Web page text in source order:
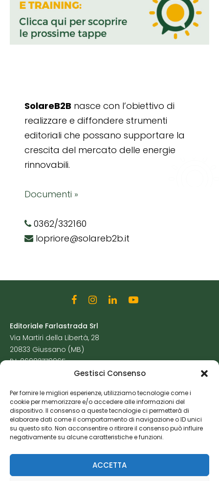
Gestisci Consenso
Per fornire le migliori esperienze, utilizziamo tecnologie come i
cookie per memorizzare e/o accedere alle informazioni del
dispositivo. Il consenso a queste tecnologie ci permetterà di
elaborare dati come il comportamento di navigazione o ID unici
su questo sito. Non acconsentire o ritirare il consenso può influire
negativamente su alcune caratteristiche e funzioni.
ACCETTA
SolareB2B nasce con l’obiettivo di
realizzare e diffondere strumenti
editoriali che possano supportare la
crescita del mercato delle energie
rinnovabili.
Documenti »
0362/332160
lopriore@solareb2b.it
Editoriale Farlastrada Srl
Via Martiri della Libertà, 28
20833 Giussano (MB)
P.I. 06982770965
Cookie Policy
Risorse Aggiuntive